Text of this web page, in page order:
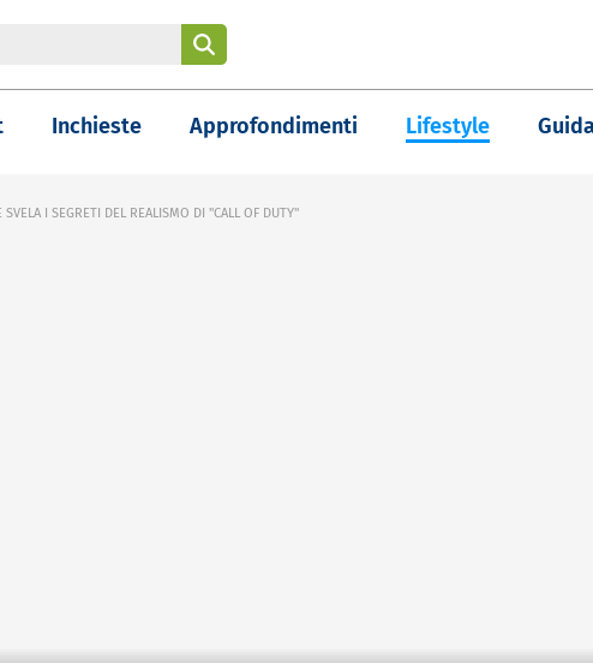
Inchieste Approfondimenti Lifestyle
SVELA I SEGRETI DEL REALISMO DI "CALL OF DUTY"